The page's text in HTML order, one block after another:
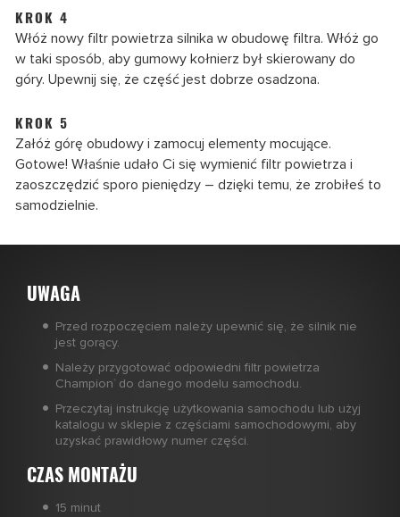
KROK 4
Włóż nowy filtr powietrza silnika w obudowę filtra. Włóż go
w taki sposób, aby gumowy kołnierz był skierowany do
góry. Upewnij się, że część jest dobrze osadzona.
KROK 5
Załóż górę obudowy i zamocuj elementy mocujące.
Gotowe! Właśnie udało Ci się wymienić filtr powietrza i
zaoszczędzić sporo pieniędzy – dzięki temu, że zrobiłeś to
samodzielnie.
UWAGA
Przed rozpoczęciem należy upewnić się, że silnik nie
jest gorący.
Należy przygotować odpowiedni filtr powietrza
Champion ®
do danego modelu samochodu.
Przeczytaj instrukcję użytkowania samochodu lub użyj
katalogu w sklepie z częściami samochodowymi, aby
uzyskać prawidłowy numer części.
CZAS MONTAŻU
15 minut